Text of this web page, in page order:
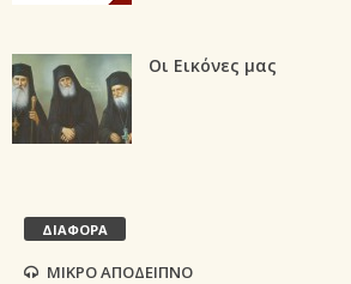
Οι Εικόνες μας
ΔΙΑΦΟΡΑ
ΜΙΚΡΟ ΑΠΟΔΕΙΠΝΟ